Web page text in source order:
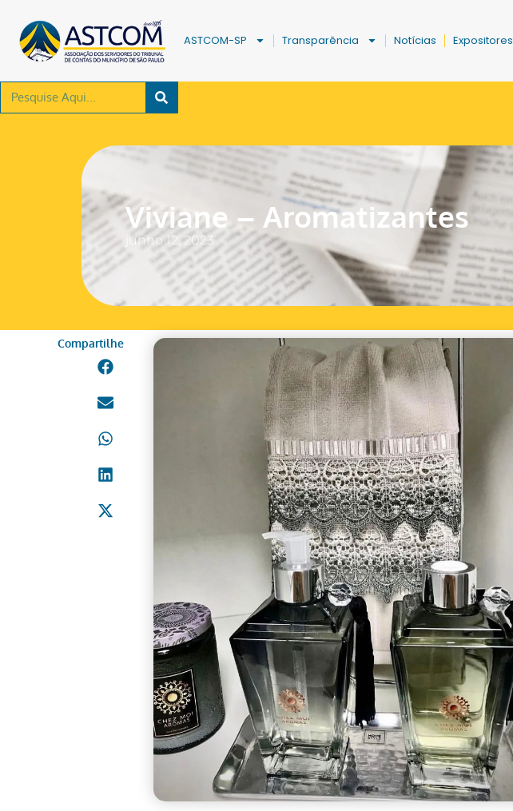
ASTCOM-SP Transparência Notícias Expositores
Viviane – Aromatizantes
junho 12, 2023
Compartilhe